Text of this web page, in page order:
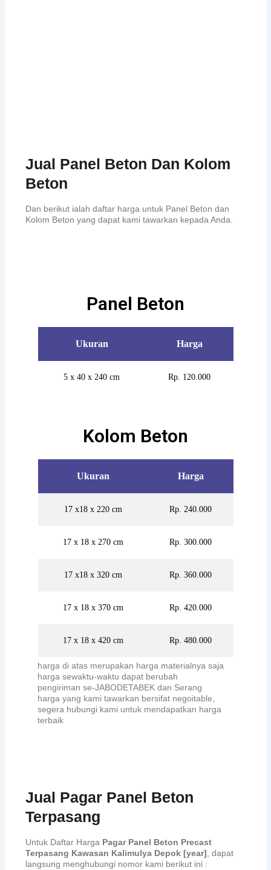
Jual Panel Beton Dan Kolom
Beton
Dan berikut ialah daftar harga untuk Panel Beton dan
Kolom Beton yang dapat kami tawarkan kepada Anda.
Panel Beton
Ukuran Harga
5 x 40 x 240 cm Rp. 120.000
Kolom Beton
Ukuran Harga
17 x18 x 220 cm Rp. 240.000
17 x 18 x 270 cm Rp. 300.000
17 x18 x 320 cm Rp. 360.000
17 x 18 x 370 cm Rp. 420.000
17 x 18 x 420 cm Rp. 480.000
harga di atas merupakan harga materialnya saja
harga sewaktu-waktu dapat berubah
pengiriman se-JABODETABEK dan Serang
harga yang kami tawarkan bersifat negoitable,
segera hubungi kami untuk mendapatkan harga
terbaik
Jual Pagar Panel Beton
Terpasang
Untuk Daftar Harga Pagar Panel Beton Precast
Terpasang Kawasan Kalimulya Depok [year], dapat
langsung menghubungi nomor kami berikut ini :